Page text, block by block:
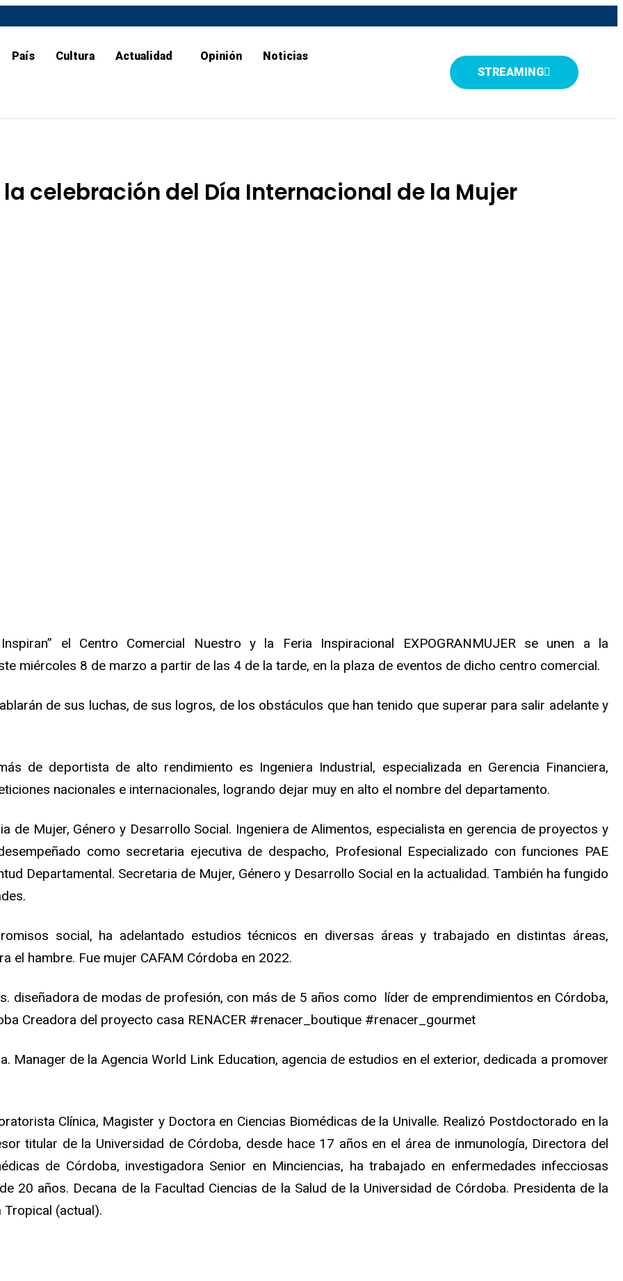
País Cultura Actualidad Opinión Noticias
STREAMING
la celebración del Día Internacional de la Mujer
el Centro Comercial Nuestro y la Feria Inspiracional EXPOGRANMUJER se unen a la
miércoles 8 de marzo a partir de las 4 de la tarde, en la plaza de eventos de dicho centro comercial.
de sus luchas, de sus logros, de los obstáculos que han tenido que superar para salir adelante y
de deportista de alto rendimiento es Ingeniera Industrial, especializada en Gerencia Financiera,
nacionales e internacionales, logrando dejar muy en alto el nombre del departamento.
de Mujer, Género y Desarrollo Social. Ingeniera de Alimentos, especialista en gerencia de proyectos y
como secretaria ejecutiva de despacho, Profesional Especializado con funciones PAE
Departamental. Secretaria de Mujer, Género y Desarrollo Social en la actualidad. También ha fungido
social, ha adelantado estudios técnicos en diversas áreas y trabajado en distintas áreas,
el hambre. Fue mujer CAFAM Córdoba en 2022.
diseñadora de modas de profesión, con más de 5 años como líder de emprendimientos en Córdoba,
Creadora del proyecto casa RENACER #renacer_boutique #renacer_gourmet
Manager de la Agencia World Link Education, agencia de estudios en el exterior, dedicada a promover
Clínica, Magister y Doctora en Ciencias Biomédicas de la Univalle. Realizó Postdoctorado en la
titular de la Universidad de Córdoba, desde hace 17 años en el área de inmunología, Directora del
de Córdoba, investigadora Senior en Minciencias, ha trabajado en enfermedades infecciosas
20 años. Decana de la Facultad Ciencias de la Salud de la Universidad de Córdoba. Presidenta de la
(actual).